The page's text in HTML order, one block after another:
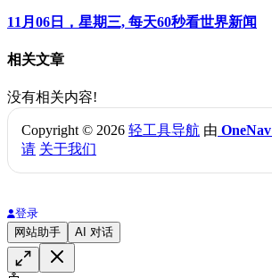
11月06日，星期三, 每天60秒看世界新闻
相关文章
没有相关内容!
Copyright © 2026 轻工具导航 由 OneNav
请 关于我们
登录
网站助手
AI 对话